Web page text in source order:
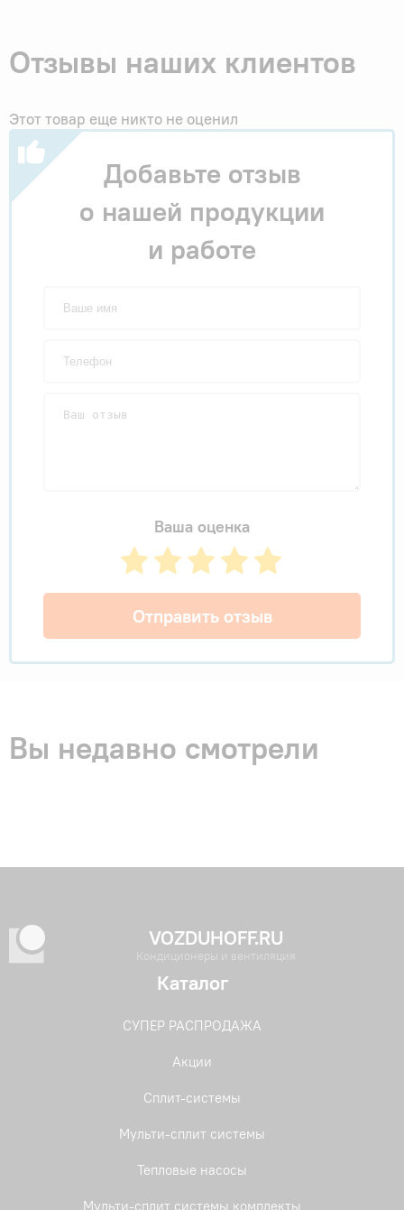
Отзывы наших клиентов
Этот товар еще никто не оценил
Добавьте отзыв
о нашей продукции
и работе
Ваша оценка
Отправить отзыв
Вы недавно смотрели
VOZDUHOFF.RU
Кондиционеры и вентиляция
Каталог
СУПЕР РАСПРОДАЖА
Акции
Сплит-системы
Мульти-сплит системы
Тепловые насосы
Мульти-сплит системы комплекты